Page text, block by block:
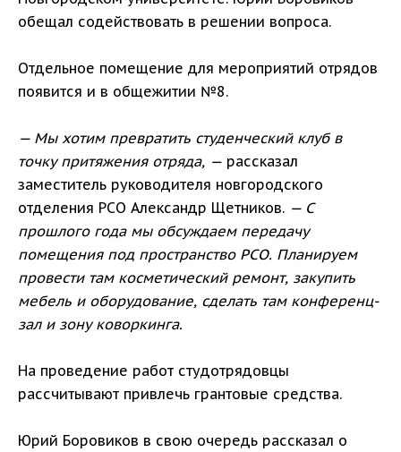
обещал содействовать в решении вопроса.
Отдельное помещение для мероприятий отрядов
появится и в общежитии №8.
— Мы хотим превратить студенческий клуб в
точку притяжения отряда, — рассказал
заместитель руководителя новгородского
отделения РСО Александр Щетников. — С
прошлого года мы обсуждаем передачу
помещения под пространство РСО. Планируем
провести там косметический ремонт, закупить
мебель и оборудование, сделать там конференц-
зал и зону коворкинга.
На проведение работ студотрядовцы
рассчитывают привлечь грантовые средства.
Юрий Боровиков в свою очередь рассказал о